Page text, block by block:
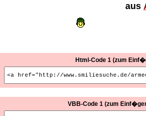
aus
Html-Code 1 (zum
VBB-Code 1 (zum